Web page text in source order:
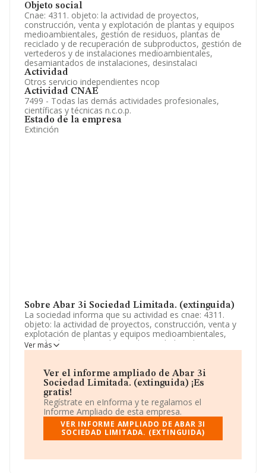
Objeto social
Cnae: 4311. objeto: la actividad de proyectos,
construcción, venta y explotación de plantas y equipos
medioambientales, gestión de residuos, plantas de
reciclado y de recuperación de subproductos, gestión de
vertederos y de instalaciones medioambientales,
desamiantados de instalaciones, desinstalaci
Actividad
Otros servicio independientes ncop
Actividad CNAE
7499 - Todas las demás actividades profesionales,
científicas y técnicas n.c.o.p.
Estado de la empresa
Extinción
Sobre Abar 3i Sociedad Limitada. (extinguida)
La sociedad informa que su actividad es cnae: 4311.
objeto: la actividad de proyectos, construcción, venta y
explotación de plantas y equipos medioambientales,
gestión de residuos, plantas de reciclado y de
recuperación de subproductos, gestión de vertederos y
instalaciones, desinstalaci. La empresa está registrada
como Sociedad Limitada. Su CNAE corresponde a 7499
con código '%cnae%'. La compañía no tiene actividad en
mercados exteriores.
La sociedadAbar 3i Sociedad Limitada.
(extinguida), con NIF B67744391, tiene domicilio fiscal
en Calle De Gutierrez Herrero núm. 52, (33402), en el
Ver más
Ver el informe ampliado de Abar 3i
Sociedad Limitada. (extinguida) ¡Es
gratis!
Regístrate en eInforma y te regalamos el
Informe Ampliado de esta empresa.
VER INFORME AMPLIADO DE ABAR 3I
SOCIEDAD LIMITADA. (EXTINGUIDA)